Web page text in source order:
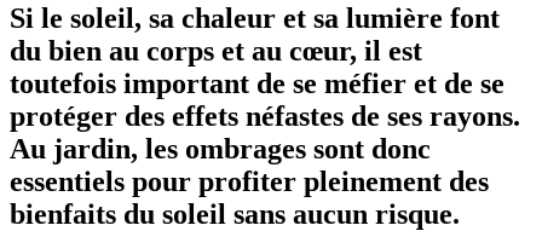
Si le soleil, sa chaleur et sa lumière font
du bien au corps et au cœur, il est
toutefois important de se méfier et de se
protéger des effets néfastes de ses rayons.
Au jardin, les ombrages sont donc
essentiels pour profiter pleinement des
bienfaits du soleil sans aucun risque.